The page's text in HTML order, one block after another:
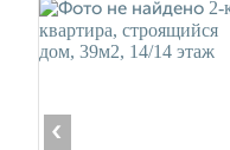
‹